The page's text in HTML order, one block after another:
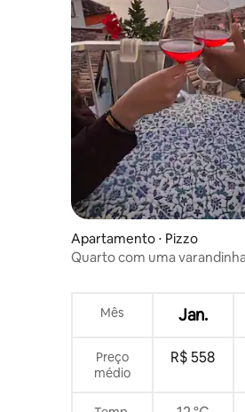
Apartamento ⋅ Pizzo
Quarto com uma
Mês Jan.
Preço
médio
R$ 558